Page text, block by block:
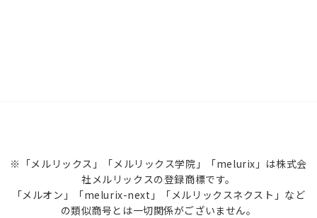
※「メルリックス」「メルリックス学院」「melurix」は株式会
社メルリックスの登録商標です。
「メルオン」「melurix-next」「メルリックスネクスト」など
の類似商号とは一切関係がございません。